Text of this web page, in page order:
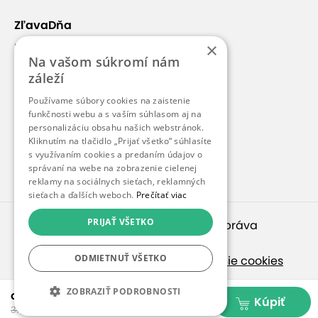
Kúpiť
od 37,60 €
37,60 - 132,00 €
Parkovanie
Nemusíte sa starať o vaše auto, pretože
sú obrovské a majú kapacitu viac ako 2500
vozidiel. Dizajn vstupných brán je dobre
premyslený s množstvom kás, ktoré sú vybavené
moderným systémom zabraňujúcim tvoreniu
dlhých radov. Špeciálne usporiadanie viac ako 7
kilometrov chodníkov zaisťuje, že klienti majú ľahký
prístup ku všetkým atrakciám v parku.
GPS: 49.997058 N, 19.412196 E
ZľavaDňa
Náš príbeh
Kontakt
Kariéra
Blog
Pre médiá
Pre partnerov
© 2010 – 2026inspirago s. r. o.
. Všetky práva
vyhradené.
Ochrana osobných údajov|
Nastavenie cookies
Ak hľadáte ponuky v češtine, pozrite sa na
SlevaDne.cz
×
Na vašom súkromí nám
záleží
Používame súbory cookies na zaistenie
funkčnosti webu a s vaším súhlasom aj na
personalizáciu obsahu našich webstránok.
Kliknutím na tlačidlo „Prijať všetko“ súhlasíte
s využívaním cookies a predaním údajov o
správaní na webe na zobrazenie cielenej
reklamy na sociálnych sieťach, reklamných
sieťach a ďalších weboch. Prečítať viac
PRIJAŤ VŠETKO
ODMIETNUŤ VŠETKO
ZOBRAZIŤ PODROBNOSTI